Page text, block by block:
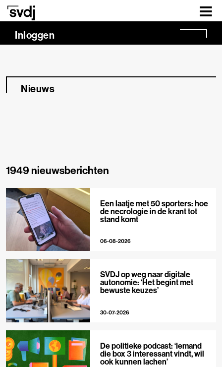
Naar hoofdinhoud
Inloggen
Nieuws
1949 nieuwsberichten
Een laatje met 50 sporters: hoe
de necrologie in de krant tot
stand komt
06-08-2026
SVDJ op weg naar digitale
autonomie: ‘Het begint met
bewuste keuzes’
30-07-2026
De politieke podcast: ‘Iemand
die box 3 interessant vindt, wil
ook kunnen lachen’